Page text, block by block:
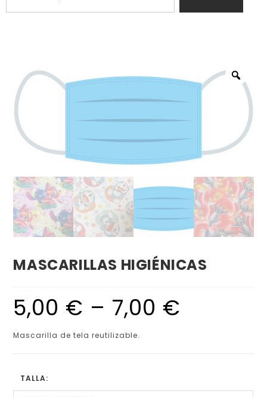
MASCARILLAS HIGIÉNICAS
5,00 € – 7,00 €
Mascarilla de tela reutilizable.
TALLA: